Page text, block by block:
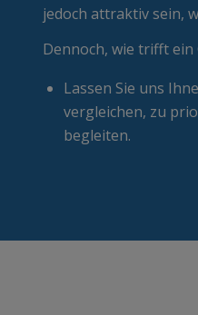
jedoch attraktiv sein,
Dennoch, wie trifft ein
Lassen Sie uns
vergleichen, zu
begleiten.